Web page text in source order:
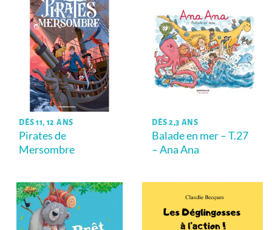
DÈS 11, 12 ANS
Pirates de
Mersombre
DÈS 2,3 ANS
Balade en mer – T.27
– Ana Ana